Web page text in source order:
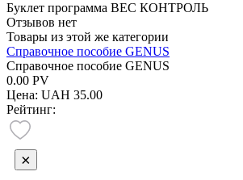
Буклет программа ВЕС КОНТРОЛЬ
Отзывов нет
Товары из этой же категории
Справочное пособие GENUS
Справочное пособие GENUS
0.00 PV
Цена: UAH 35.00
Рейтинг:
×